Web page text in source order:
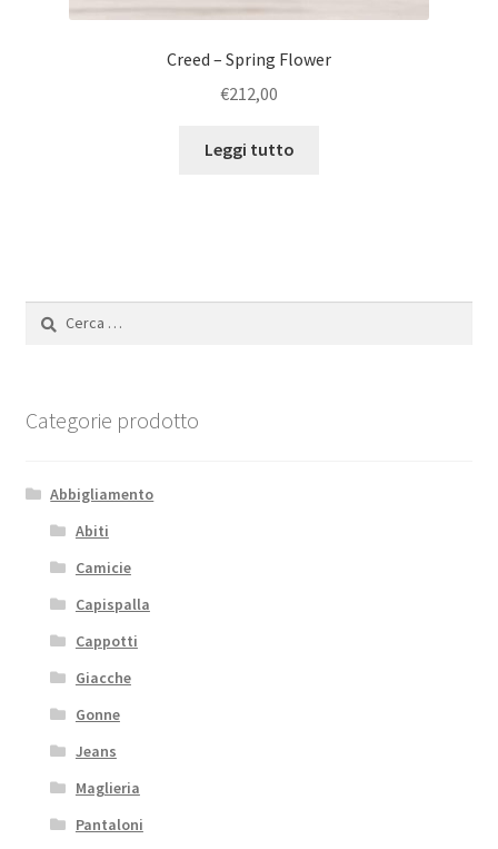
Creed – Spring Flower
€212,00
Leggi tutto
Ricerca
Categorie prodotto
Abbigliamento
Abiti
Camicie
Capispalla
Cappotti
Giacche
Gonne
Jeans
Maglieria
Pantaloni